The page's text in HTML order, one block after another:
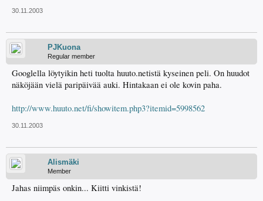
30.11.2003
PJKuona
Regular member
Googlella löytyikin heti tuolta huuto.netistä kyseinen peli. On huudot
näköjään vielä paripäivää auki. Hintakaan ei ole kovin paha.
http://www.huuto.net/fi/showitem.php3?itemid=5998562
30.11.2003
Alismäki
Member
Jahas niimpäs onkin... Kiitti vinkistä!